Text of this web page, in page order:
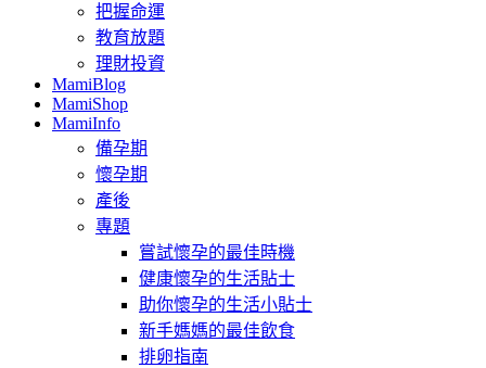
把握命運
教育放題
理財投資
MamiBlog
MamiShop
MamiInfo
備孕期
懷孕期
產後
專題
嘗試懷孕的最佳時機
健康懷孕的生活貼士
助你懷孕的生活小貼士
新手媽媽的最佳飲食
排卵指南